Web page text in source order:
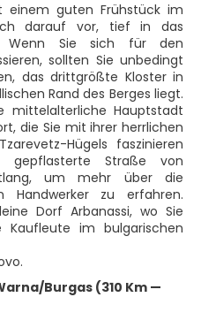
einem guten Frühstück im
darauf vor, tief in das
Wenn Sie sich für den
sollten Sie unbedingt
das drittgrößte Kloster in
Rand des Berges liegt.
mittelalterliche Hauptstadt
die Sie mit ihrer herrlichen
Hügels faszinieren
gepflasterte Straße von
um mehr über die
Handwerker zu erfahren.
Dorf Arbanassi, wo Sie
Kaufleute im bulgarischen
Burgas (310 Km —